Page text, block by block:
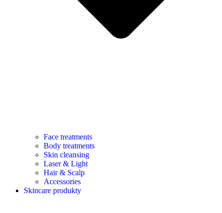
Face treatments
Body treatments
Skin cleansing
Laser & Light
Hair & Scalp
Accessories
Skincare produkty